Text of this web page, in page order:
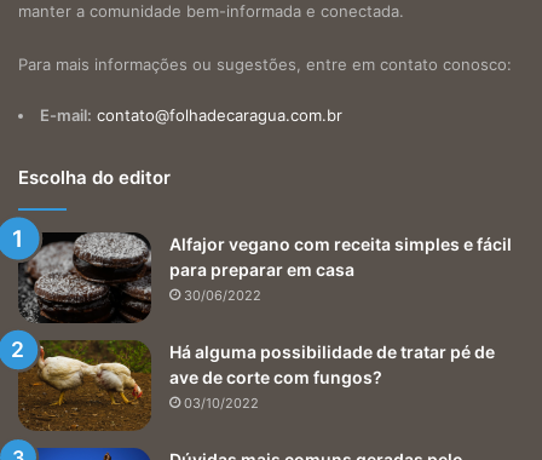
manter a comunidade bem-informada e conectada.
Para mais informações ou sugestões, entre em contato conosco:
E-mail: contato@folhadecaragua.com.br
Escolha do editor
Alfajor vegano com receita simples e fácil
para preparar em casa
30/06/2022
Há alguma possibilidade de tratar pé de
ave de corte com fungos?
03/10/2022